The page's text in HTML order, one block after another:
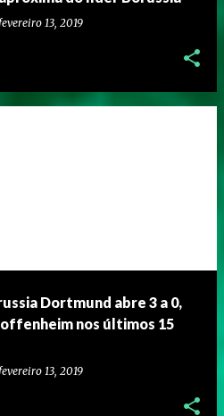
13, 2019
Dortmund abre 3 a 0,
nos últimos 15
13, 2019